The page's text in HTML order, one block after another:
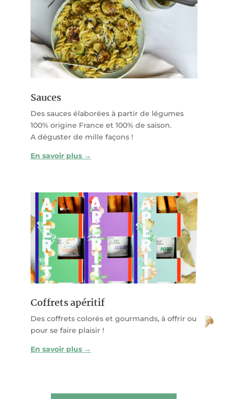
Sauces
Des sauces élaborées à partir de légumes
100% origine France et 100% de saison.
A déguster de mille façons !
En savoir plus →
Coffrets apéritif
Des coffrets colorés et gourmands, à offrir ou
pour se faire plaisir !
En savoir plus →